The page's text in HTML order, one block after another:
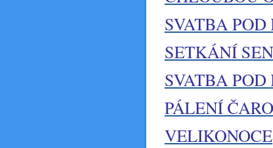
SVATBA POD
SETKÁNÍ
SVATBA POD
PÁLENÍ
VELIKONOCE